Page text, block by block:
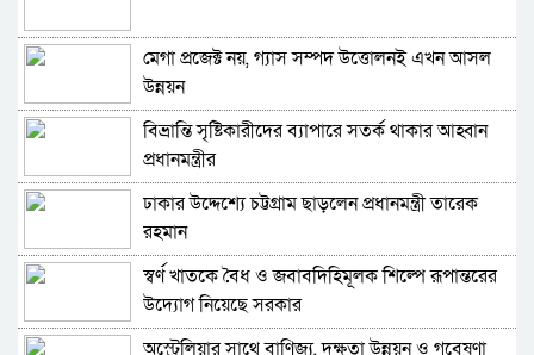
পদ্ধতি এখন সময়ের দাবি
ব্যাংক ও নন ব‍্যাংক আর্থিক প্রতিষ্ঠানে আস্থার সংকট:
কী করবে সরকার, কী করবে সাধারণ মানুষ?
সমাজকল্যাণ মন্ত্রীর মায়ের মৃত্যুতে পার্বত্য মন্ত্রী জনাব
দীপেন দেওয়ান এমপি’র গভীর শোক প্রকাশ
সড়ক পরিবহন ও সেতু মন্ত্রণালয়, রেলপথ মন্ত্রণালয়
এবং নৌপরিবহন মন্ত্রণালয়ের মন্ত্রী শেখ রবিউল আলম-
এর জীবনবৃত্তান্ত
ডিউটি-ফ্রি নয়, দায়িত্ব পালনের জন‍্য গাড়ি:
সময়োপযোগী ভাবনা
মেগা প্রজেক্ট নয়, গ্যাস সম্পদ উত্তোলনই এখন আসল
উন্নয়ন
বিভ্রান্তি সৃষ্টিকারীদের ব্যাপারে সতর্ক থাকার আহ্বান
প্রধানমন্ত্রীর
ঢাকার উদ্দেশ্যে চট্টগ্রাম ছাড়লেন প্রধানমন্ত্রী তারেক
রহমান
স্বর্ণ খাতকে বৈধ ও জবাবদিহিমূলক শিল্পে রূপান্তরের
উদ্যোগ নিয়েছে সরকার
অস্ট্রেলিয়ার সাথে বাণিজ্য, দক্ষতা উন্নয়ন ও গবেষণা